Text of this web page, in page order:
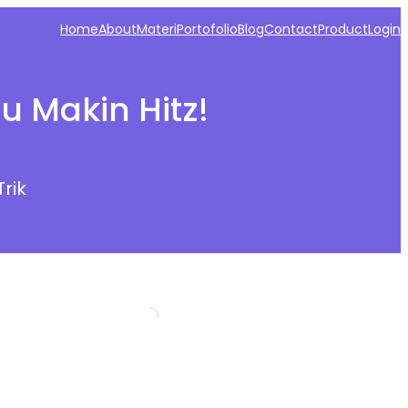
HomeAboutMateriPortofolioBlogContactProductLogin
Makin Hitz!